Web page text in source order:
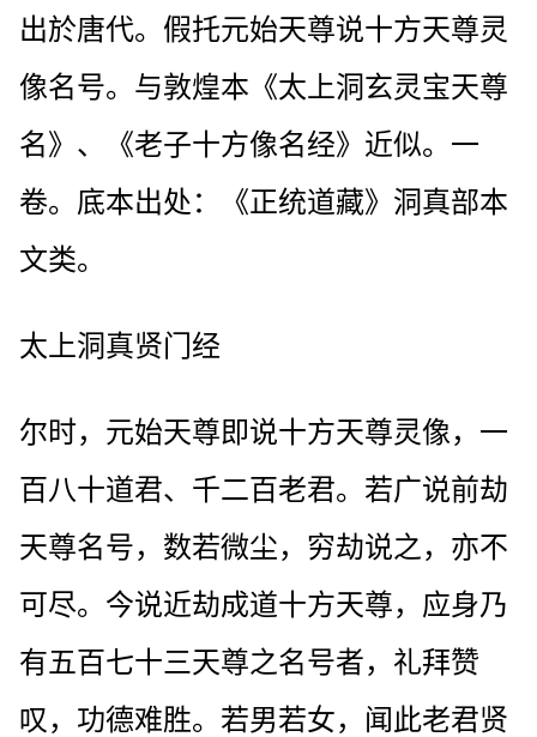
出於唐代。假托元始天尊说十方天尊灵
像名号。与敦煌本《太上洞玄灵宝天尊
名》、《老子十方像名经》近似。一
卷。底本出处：《正统道藏》洞真部本
文类。
太上洞真贤门经
尔时，元始天尊即说十方天尊灵像，一
百八十道君、千二百老君。若广说前劫
天尊名号，数若微尘，穷劫说之，亦不
可尽。今说近劫成道十方天尊，应身乃
有五百七十三天尊之名号者，礼拜赞
叹，功德难胜。若男若女，闻此老君贤